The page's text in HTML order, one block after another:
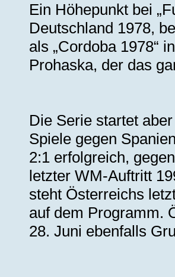
Ein Höhepunkt bei
Deutschland 1978,
als „Cordoba 1978“
Prohaska, der das
Die Serie startet
Spiele gegen
2:1 erfolgreich,
letzter WM-Auftritt
steht Österreichs
auf dem Programm.
28. Juni ebenfalls